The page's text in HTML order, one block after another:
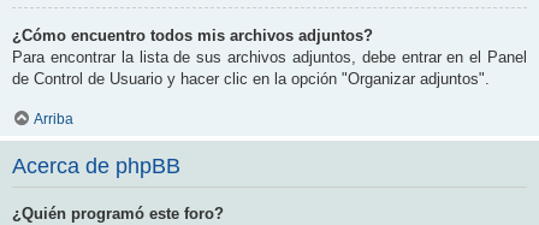
¿Cómo encuentro todos mis archivos adjuntos?
Para encontrar la lista de sus archivos adjuntos, debe entrar en el Panel
de Control de Usuario y hacer clic en la opción "Organizar adjuntos".
Arriba
Acerca de phpBB
¿Quién programó este foro?